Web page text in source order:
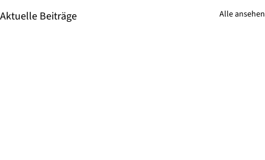
Aktuelle Beiträge Alle ansehen